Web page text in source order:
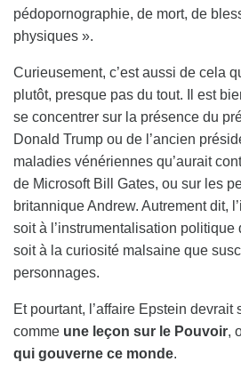
pédopornographie, de mort, de
physiques ».
Curieusement, c’est aussi de cela
plutôt, presque pas du tout. Il est
se concentrer sur la présence du
Donald Trump ou de l’ancien
maladies vénériennes qu’aurait
de Microsoft Bill Gates, ou sur les
britannique Andrew. Autrement dit,
soit à l’instrumentalisation politique
soit à la curiosité malsaine que
personnages.
Et pourtant, l’affaire Epstein devrait
comme une leçon sur le Pouvoir,
qui gouverne ce monde.